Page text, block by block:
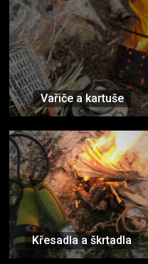
Vařiče a kartuše
Křesadla a škrtadla